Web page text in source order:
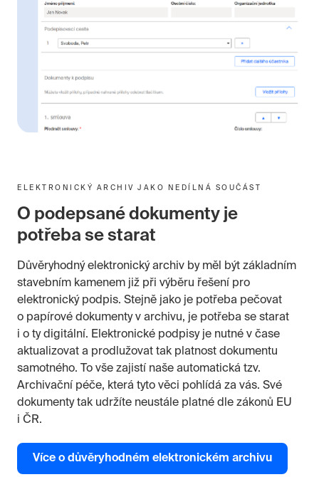
ELEKTRONICKÝ ARCHIV JAKO NEDÍLNÁ SOUČÁST
O podepsané dokumenty je
potřeba se starat
Důvěryhodný elektronický archiv by měl být základním
stavebním kamenem již při výběru řešení pro
elektronický podpis. Stejně jako je potřeba pečovat
o papírové dokumenty v archivu, je potřeba se starat
i o ty digitální. Elektronické podpisy je nutné v čase
aktualizovat a prodlužovat tak platnost dokumentu
samotného. To vše zajistí naše automatická tzv.
Archivační péče, která tyto věci pohlídá za vás. Své
dokumenty tak udržíte neustále platné dle zákonů EU
i ČR.
Více o důvěryhodném elektronickém archivu